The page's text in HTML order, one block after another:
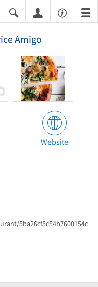
Amigo
Website
5ba26cf5c54b7600154c